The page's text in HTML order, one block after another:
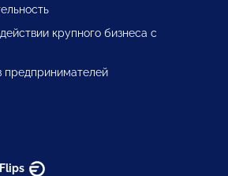
крупного бизнеса с
предпринимателей
Flips